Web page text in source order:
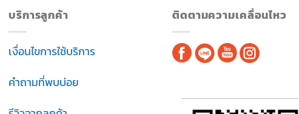
บริการลูกค้า
เงื่อนไขการใช้บริการ
คำถามที่พบบ่อย
ติดตามความเคลื่อนไหว